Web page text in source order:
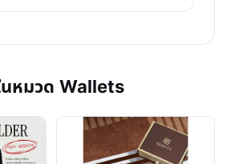
นหมวด Wallets